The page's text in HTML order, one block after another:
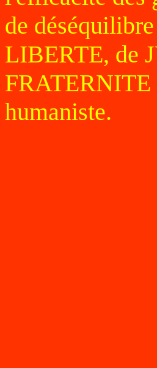
de
LIBERTE, de
FRATERNITE
humaniste.